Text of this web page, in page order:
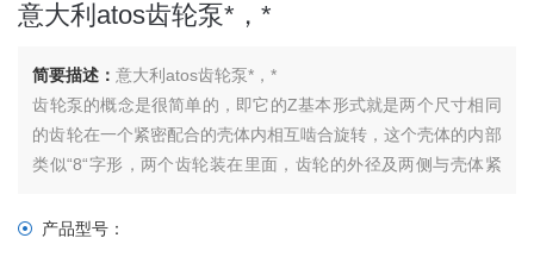
意大利atos齿轮泵*，*
简要描述：意大利atos齿轮泵*，*
齿轮泵的概念是很简单的，即它的Z基本形式就是两个尺寸相同
的齿轮在一个紧密配合的壳体内相互啮合旋转，这个壳体的内部
类似“8“字形，两个齿轮装在里面，齿轮的外径及两侧与壳体紧
满这一空间，随着齿的旋转沿壳体运动，Z后在两齿啮合时排
产品型号：